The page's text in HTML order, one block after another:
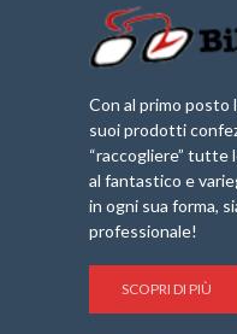
Con al primo posto
suoi prodotti
“raccogliere” tutte
al fantastico e
in ogni sua forma,
professionale!
SCOPRI DI PIÙ